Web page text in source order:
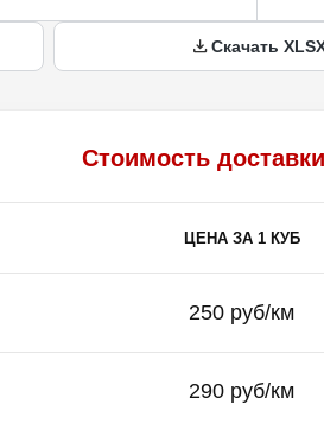
Скачать
Стоимость
ЦЕНА ЗА 1 КУБ
250 руб/км
290 руб/км